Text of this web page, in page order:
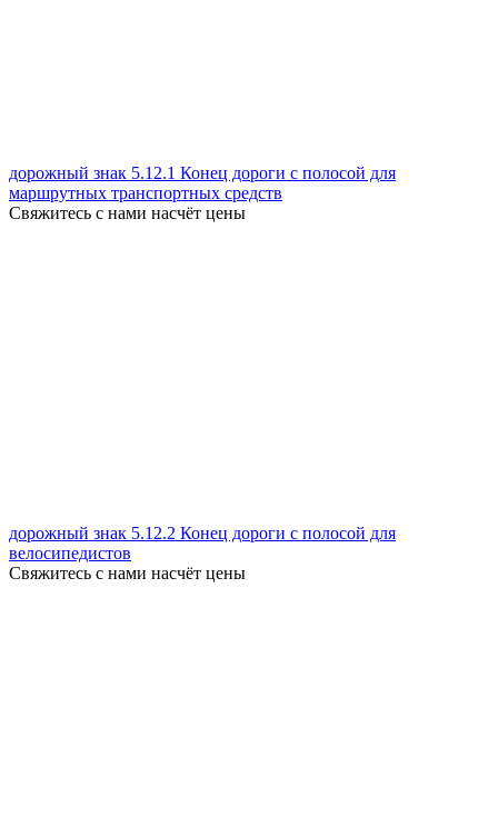
дорожный знак 5.12.1 Конец дороги с полосой для
маршрутных транспортных средств
Свяжитесь с нами насчёт цены
дорожный знак 5.12.2 Конец дороги с полосой для
велосипедистов
Свяжитесь с нами насчёт цены